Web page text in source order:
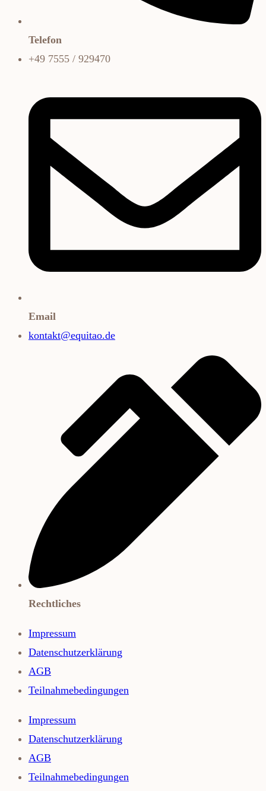
Telefon
+49 7555 / 929470
Email
kontakt@equitao.de
Rechtliches
Impressum
Datenschutzerklärung
AGB
Teilnahmebedingungen
Impressum
Datenschutzerklärung
AGB
Teilnahmebedingungen